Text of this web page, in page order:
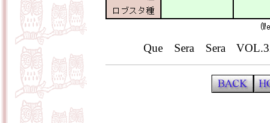
Que Sera Sera